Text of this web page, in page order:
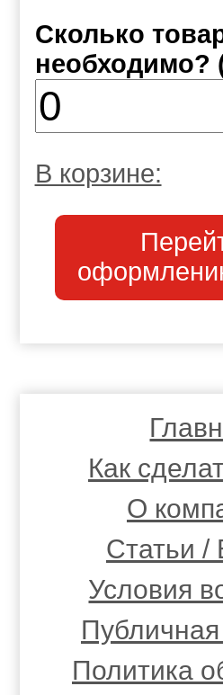
Сколько
необходимо?
В корзине:
Как
О
Статьи /
Условия
Политика